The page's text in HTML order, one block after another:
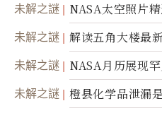
未解之謎 NASA太空照片
未解之謎 解读五角大楼最
未解之謎 NASA月历展现
未解之謎 橙县化学品泄漏